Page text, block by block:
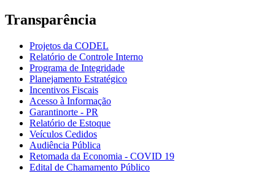
Transparência
Projetos da CODEL
Relatório de Controle Interno
Programa de Integridade
Planejamento Estratégico
Incentivos Fiscais
Acesso à Informação
Garantinorte - PR
Relatório de Estoque
Veículos Cedidos
Audiência Pública
Retomada da Economia - COVID 19
Edital de Chamamento Público